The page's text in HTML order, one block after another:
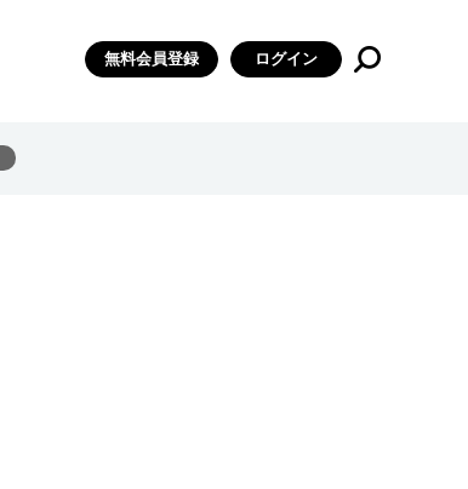
無料会員登録 ログイン